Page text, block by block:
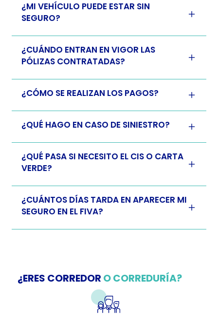
¿MI VEHÍCULO PUEDE ESTAR SIN
SEGURO?
¿CUÁNDO ENTRAN EN VIGOR LAS
PÓLIZAS CONTRATADAS?
¿CÓMO SE REALIZAN LOS PAGOS?
¿QUÉ HAGO EN CASO DE SINIESTRO?
¿QUÉ PASA SI NECESITO EL CIS O CARTA
VERDE?
¿CUÁNTOS DÍAS TARDA EN APARECER MI
SEGURO EN EL FIVA?
¿ERES CORREDOR O CORREDURÍA?